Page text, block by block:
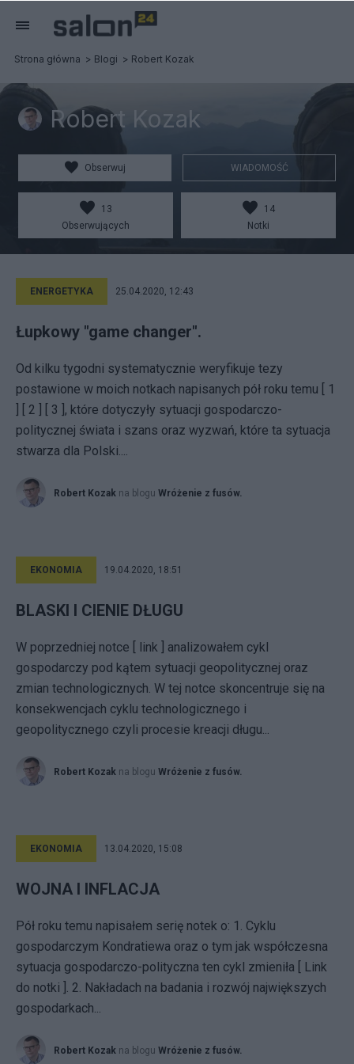
Strona główna Blogi Robert Kozak
Robert Kozak
Obserwuj WIADOMOŚĆ
13
Obserwujących
14
Notki
ENERGETYKA 25.04.2020, 12:43
Łupkowy "game changer".
Od kilku tygodni systematycznie weryfikuje tezy
postawione w moich notkach napisanych pół roku temu [ 1
] [ 2 ] [ 3 ], które dotyczyły sytuacji gospodarczo-
politycznej świata i szans oraz wyzwań, które ta sytuacja
stwarza dla Polski....
Robert Kozak na blogu Wróżenie z fusów.
EKONOMIA 19.04.2020, 18:51
BLASKI I CIENIE DŁUGU
W poprzedniej notce [ link ] analizowałem cykl
gospodarczy pod kątem sytuacji geopolitycznej oraz
zmian technologicznych. W tej notce skoncentruje się na
konsekwencjach cyklu technologicznego i
geopolitycznego czyli procesie kreacji długu...
Robert Kozak na blogu Wróżenie z fusów.
EKONOMIA 13.04.2020, 15:08
WOJNA I INFLACJA
Pół roku temu napisałem serię notek o: 1. Cyklu
gospodarczym Kondratiewa oraz o tym jak współczesna
sytuacja gospodarczo-polityczna ten cykl zmieniła [ Link
do notki ]. 2. Nakładach na badania i rozwój największych
gospodarkach...
Robert Kozak na blogu Wróżenie z fusów.